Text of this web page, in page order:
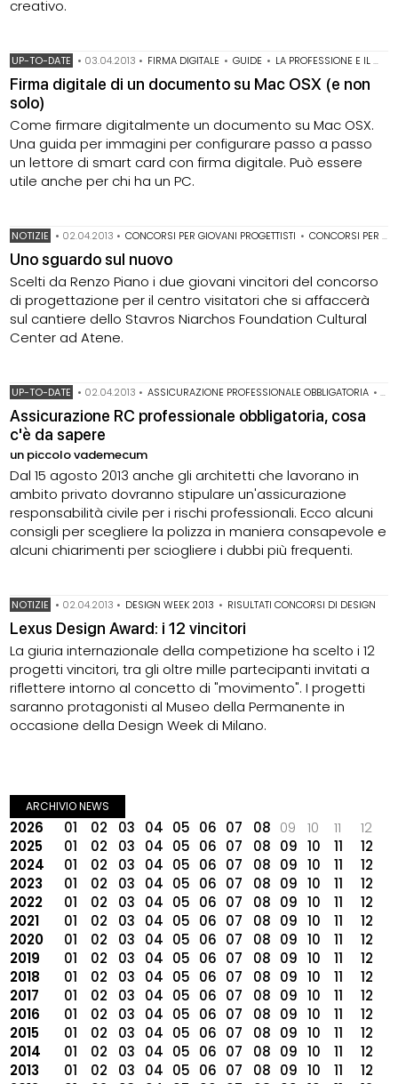
creativo.
UP-TO-DATE • 03.04.2013 • FIRMA DIGITALE • GUIDE • LA PROFESSIONE E IL WEB
Firma digitale di un documento su Mac OSX (e non
solo)
Come firmare digitalmente un documento su Mac OSX.
Una guida per immagini per configurare passo a passo
un lettore di smart card con firma digitale. Può essere
utile anche per chi ha un PC.
NOTIZIE • 02.04.2013 • CONCORSI PER GIOVANI PROGETTISTI • CONCORSI PER STUDENTI
Uno sguardo sul nuovo
Scelti da Renzo Piano i due giovani vincitori del concorso
di progettazione per il centro visitatori che si affaccerà
sul cantiere dello Stavros Niarchos Foundation Cultural
Center ad Atene.
UP-TO-DATE • 02.04.2013 • ASSICURAZIONE PROFESSIONALE OBBLIGATORIA •
Assicurazione RC professionale obbligatoria, cosa
c'è da sapere
un piccolo vademecum
Dal 15 agosto 2013 anche gli architetti che lavorano in
ambito privato dovranno stipulare un'assicurazione
responsabilità civile per i rischi professionali. Ecco alcuni
consigli per scegliere la polizza in maniera consapevole e
alcuni chiarimenti per sciogliere i dubbi più frequenti.
NOTIZIE • 02.04.2013 • DESIGN WEEK 2013 • RISULTATI CONCORSI DI DESIGN
Lexus Design Award: i 12 vincitori
La giuria internazionale della competizione ha scelto i 12
progetti vincitori, tra gli oltre mille partecipanti invitati a
riflettere intorno al concetto di "movimento". I progetti
saranno protagonisti al Museo della Permanente in
occasione della Design Week di Milano.
ARCHIVIO NEWS
2026 01 02 03 04 05 06 07 08 09 10 11
12
2025
01 02 03 04 05 06 07 08 09 10 11
12
2024
01 02 03 04 05 06 07 08 09 10 11
12
2023
01 02 03 04 05 06 07 08 09 10 11
12
2022
01 02 03 04 05 06 07 08 09 10 11
12
2021
01 02 03 04 05 06 07 08 09 10 11
12
2020
01 02 03 04 05 06 07 08 09 10 11
12
2019
01 02 03 04 05 06 07 08 09 10 11
12
2018
01 02 03 04 05 06 07 08 09 10 11
12
2017
01 02 03 04 05 06 07 08 09 10 11
12
2016
01 02 03 04 05 06 07 08 09 10 11
12
2015
01 02 03 04 05 06 07 08 09 10 11
12
2014
01 02 03 04 05 06 07 08 09 10 11
12
2013
01 02 03 04 05 06 07 08 09 10 11
12